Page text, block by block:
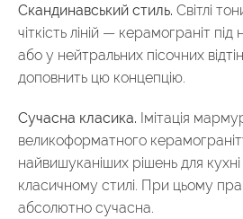
Скандинавський стиль. Світлі
чіткість ліній — керамограніт
або у нейтральних пісочних
доповнить цю концепцію.
Сучасна класика. Імітація
великоформатного
найвишуканіших рішень для
класичному стилі. При цьому
абсолютно сучасна.